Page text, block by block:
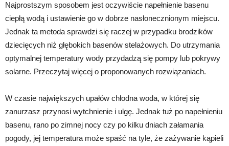
Najprostszym sposobem jest oczywiście napełnienie basenu
ciepłą wodą i ustawienie go w dobrze nasłonecznionym miejscu.
Jednak ta metoda sprawdzi się raczej w przypadku brodzików
dziecięcych niż głębokich basenów stelażowych. Do utrzymania
optymalnej temperatury wody przydadzą się pompy lub pokrywy
solarne. Przeczytaj więcej o proponowanych rozwiązaniach.
W czasie największych upałów chłodna woda, w której się
zanurzasz przynosi wytchnienie i ulgę. Jednak tuż po napełnieniu
basenu, rano po zimnej nocy czy po kilku dniach załamania
pogody, jej temperatura może spaść na tyle, że zażywanie kąpieli